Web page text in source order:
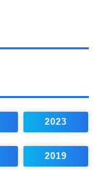
2023
2019